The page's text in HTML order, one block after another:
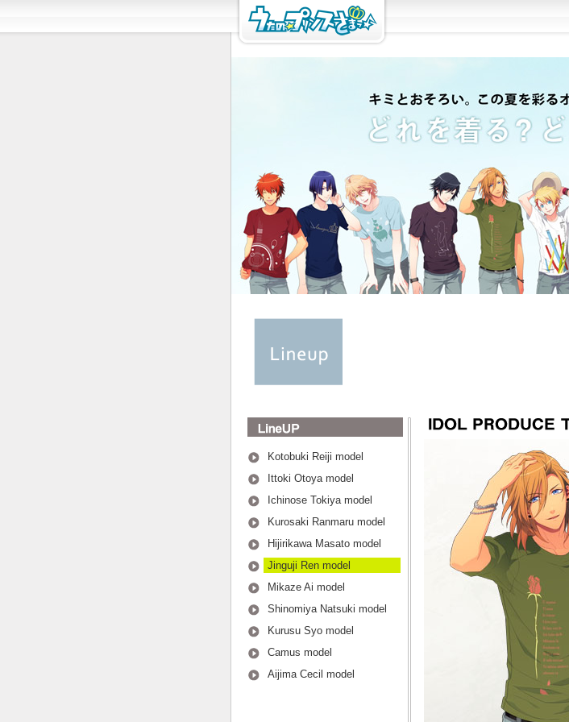
Kotobuki Reiji model
Ittoki Otoya model
Ichinose Tokiya model
Kurosaki Ranmaru model
Hijirikawa Masato model
Jinguji Ren model
Mikaze Ai model
Shinomiya Natsuki model
Kurusu Syo model
Camus model
Aijima Cecil model